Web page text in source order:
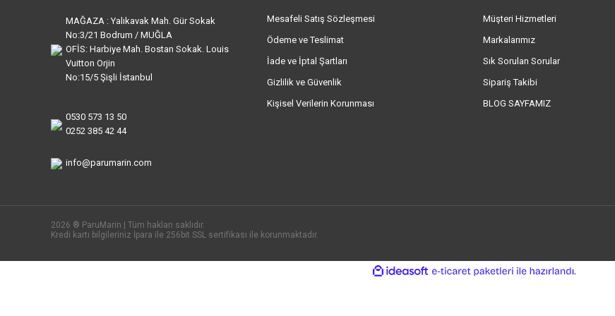
MAĞAZA : Yalıkavak Mah. Gür Sokak
No:3/21 Bodrum / MUĞLA
OFİS: Harbiye Mah. Bostan Sokak. Louis
Vuitton Orjin
No:15/5 Şişli İstanbul
0530 573 13 50
0252 385 42 44
info@parumarin.com
Mesafeli Satış Sözleşmesi
Ödeme ve Teslimat
İade ve İptal Şartları
Gizlilik ve Güvenlik
Kişisel Verilerin Korunması
Müşteri Hizmetleri
Markalarımız
Sık Sorulan Sorular
Sipariş Takibi
BLOG SAYFAMIZ
2026 ® ParuMarin | Tüm hakları saklıdır.
Kredi kartı bilgileriniz İpara ile 256bit SSL sertifikası ile korunmaktadır.
ideasoft
e-